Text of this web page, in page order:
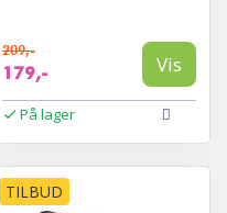
209,-
179,- Vis
På lager
TILBUD